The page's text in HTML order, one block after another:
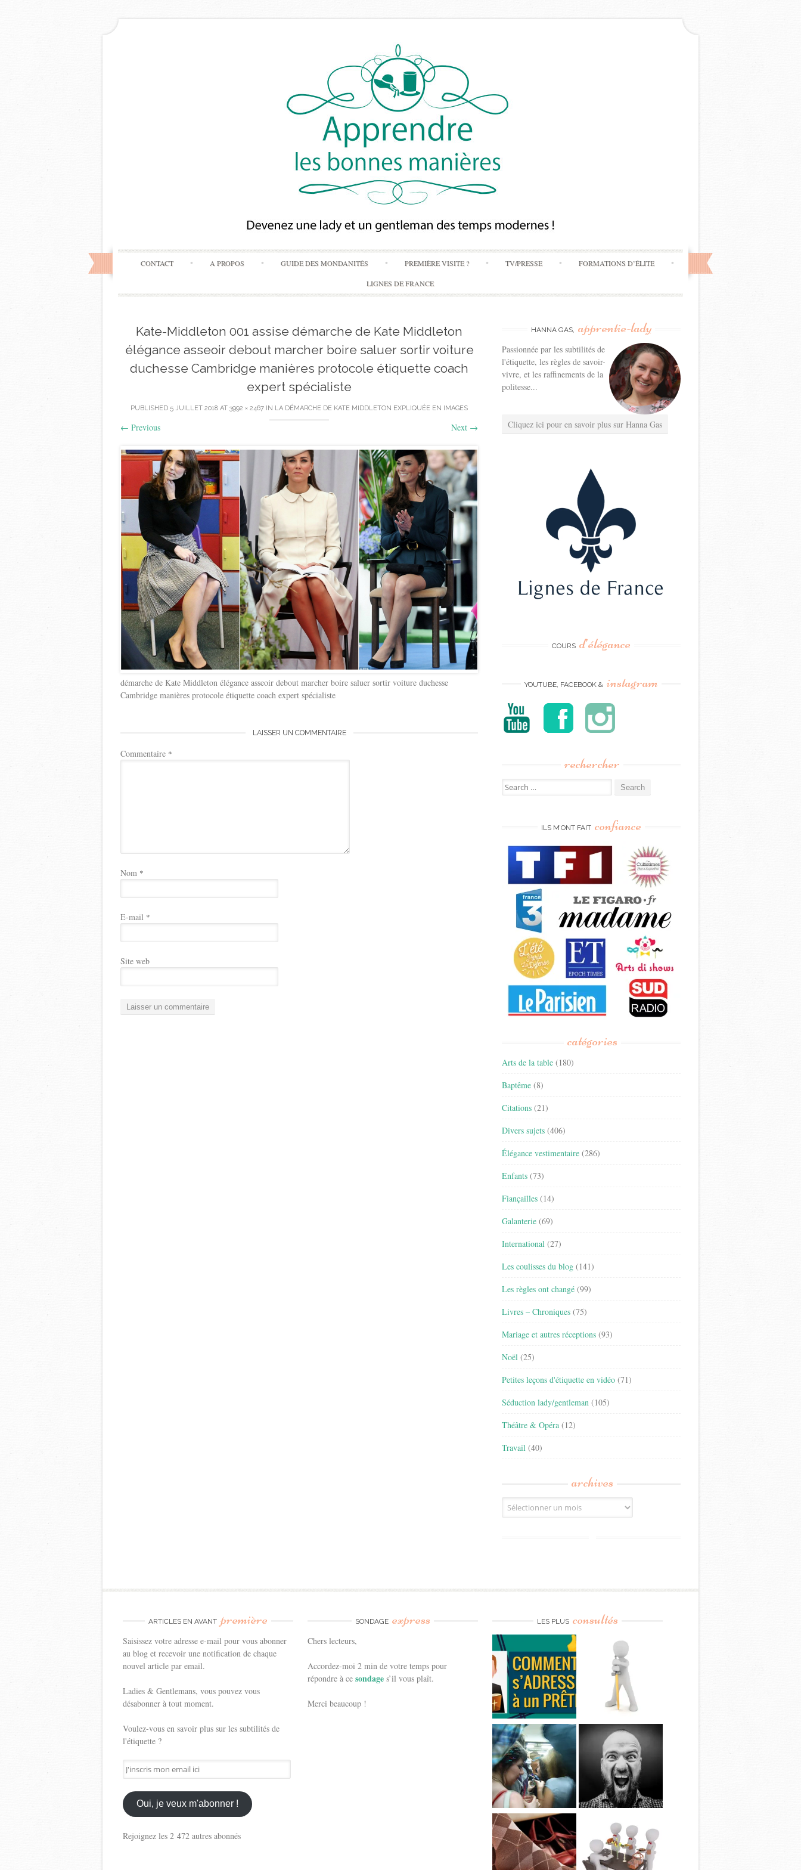
Skip
to
content
CONTACT A PROPOS GUIDE DES MONDANITÉS PREMIÈRE VISITE ? TV/PRESSE FORMATIONS D’ÉLITE
LIGNES DE FRANCE
Kate-Middleton 001 assise démarche de Kate Middleton
élégance asseoir debout marcher boire saluer sortir voiture
duchesse Cambridge manières protocole étiquette coach
expert spécialiste
PUBLISHED 5 JUILLET 2018 AT 3992 × 2467 IN LA DÉMARCHE DE KATE MIDDLETON EXPLIQUÉE EN IMAGES
← Previous Next →
démarche de Kate Middleton élégance asseoir debout marcher boire saluer sortir voiture duchesse
Cambridge manières protocole étiquette coach expert spécialiste
LAISSER UN COMMENTAIRE
Commentaire *
Nom *
E-mail *
Site web
HANNA GAS, apprentie-lady
Passionnée par les subtilités de
l'étiquette, les règles de savoir-
vivre, et les raffinements de la
politesse...
Cliquez ici pour en savoir plus sur Hanna Gas
COURS d’élégance
YOUTUBE, FACEBOOK & instagram
rechercher
Search
for:
ILS M’ONT FAIT confiance
catégories
Arts de la table (180)
Baptême (8)
Citations (21)
Divers sujets (406)
Élégance vestimentaire (286)
Enfants (73)
Fiançailles (14)
Galanterie (69)
International (27)
Les coulisses du blog (141)
Les règles ont changé (99)
Livres – Chroniques (75)
Mariage et autres réceptions (93)
Noël (25)
Petites leçons d'étiquette en vidéo (71)
Séduction lady/gentleman (105)
Théâtre & Opéra (12)
Travail (40)
archives
Archives
ARTICLES EN AVANT première
Saisissez votre adresse e-mail pour vous abonner
au blog et recevoir une notification de chaque
nouvel article par email.
Ladies & Gentlemans, vous pouvez vous
désabonner à tout moment.
Voulez-vous en savoir plus sur les subtilités de
l'étiquette ?
J'inscris
mon
email
ici
Oui, je veux m'abonner !
Rejoignez les 2 472 autres abonnés
SONDAGE express
Chers lecteurs,
Accordez-moi 2 min de votre temps pour
répondre à cesondages’il vous plaît.
Merci beaucoup !
LES PLUS consultés